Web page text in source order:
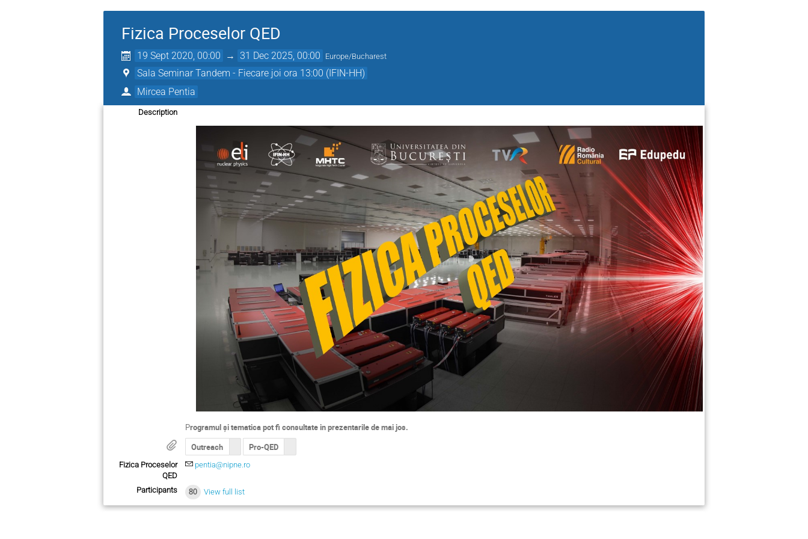
Fizica Proceselor QED
19 Sept 2020, 00:00 → 31 Dec 2025, 00:00 Europe/Bucharest
Sala Seminar Tandem - Fiecare joi ora 13:00 (IFIN-HH)
Mircea Pentia
Description
Programul și tematica pot fi consultate in prezentarile de mai jos.
Outreach
Pro-QED
Fizica Proceselor
QED
pentia@nipne.ro
Participants 80 View full list